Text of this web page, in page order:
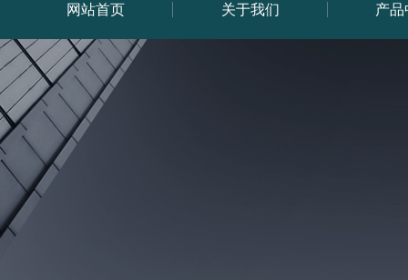
网站首页 关于我们 产品